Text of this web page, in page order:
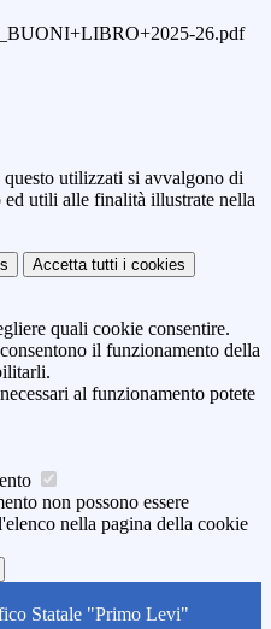
26.pdf
utilizzati si avvalgono di
ed utili alle finalità illustrate nella
Accetta tutti i cookies
quali cookie consentire.
il funzionamento della
al funzionamento potete
non possono essere
nella pagina della cookie
Statale "Primo Levi"